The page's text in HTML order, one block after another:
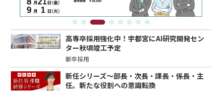
高専卒採用強化中！宇都宮にAI研究開発セン
ター秋頃竣工予定
新卒採用
新任シリーズ～部長・次長・課長・係長・主
任。新たな役割への意識転換